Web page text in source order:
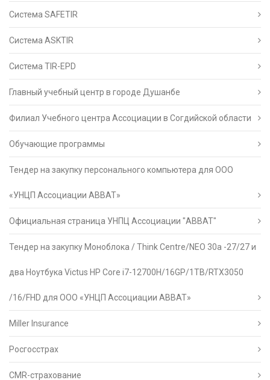
Система SAFETIR
Система ASKTIR
Система TIR-EPD
Главный учебный центр в городе Душанбе
Филиал Учебного центра Ассоциации в Согдийской области
Обучающие программы
Тендер на закупку персонального компьютера для ООО
«УНЦП Ассоциации АВВАТ»
Официальная страница УНПЦ Ассоциации "АВВАТ"
Тендер на закупку Моноблока / Think Centre/NEO 30a -27/27 и
два Ноутбука Victus HP Core i7-12700H/16GP/1TB/RTX3050
/16/FHD для ООО «УНЦП Ассоциации АВВАТ»
Miller Insurance
Росгосстрах
CMR-страхование